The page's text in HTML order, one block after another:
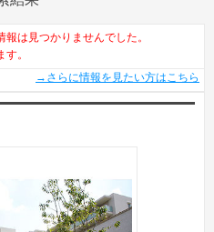
は見つかりませんでした。
。
→さらに情報を見たい方はこちら